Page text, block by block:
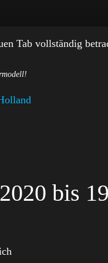
Tab vollständig
bis